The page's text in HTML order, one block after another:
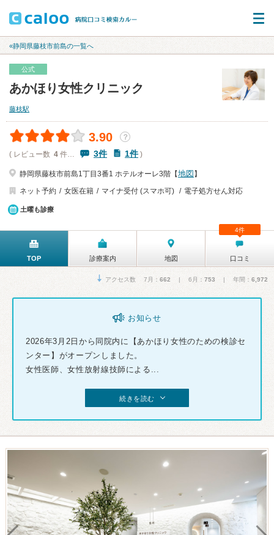
«静岡県藤枝市前島の一覧へ
公式
あかほり女性クリニック
藤枝駅
3.90
？
( レビュー数 4 件… 3件 1件)
静岡県藤枝市前島1丁目3番1 ホテルオーレ3階【地図 】
ネット予約
女医在籍 マイナ受付 (スマホ可) 電子処方せん対応
土曜も診療
TOP 診療案内 地図 口コミ
4件
アクセス数 7月： 662 | 6月： 753 | 年間： 6,972
お知らせ
2026年3月2日から同院内に【あかほり女性のための検診セ
ンター】がオープンしました。
女性医師、女性放射線技師による...
続きを読む